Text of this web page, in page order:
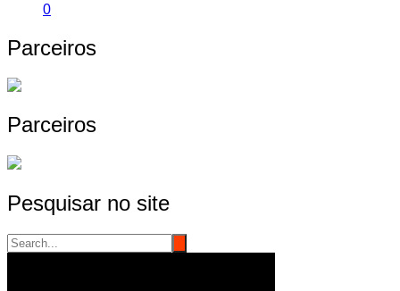
0
Parceiros
Parceiros
Pesquisar no site